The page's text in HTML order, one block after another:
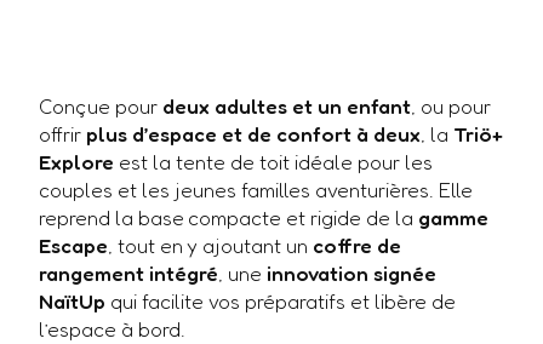
Conçue pour deux adultes et un enfant , ou pour
offrir plus d’espace et de confort à deux , la Triö+
Explore est la tente de toit idéale pour les
couples et les jeunes familles aventurières. Elle
reprend la base compacte et rigide de la gamme
Escape , tout en y ajoutant un coffre de
rangement intégré , une innovation signée
NaïtUp qui facilite vos préparatifs et libère de
l’espace à bord.